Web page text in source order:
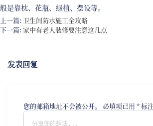
般是靠枕、花瓶、绿植、摆设等。
上一篇: 卫生间防水施工全攻略
下一篇: 家中有老人装修要注意这几点
发表回复
您的邮箱地址不会被公开。 必填项已用 *标注